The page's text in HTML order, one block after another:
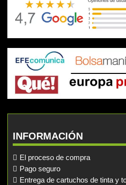
INFORMACIÓN
El proceso de compra
Pago seguro
Entrega de cartuchos de tinta y